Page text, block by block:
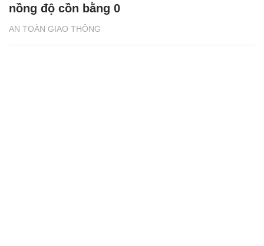
AN TOÀN GIAO THÔNG
nồng độ cồn bằng 0